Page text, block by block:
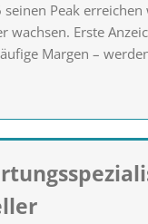
seinen Peak
wachsen. Erste
Margen –